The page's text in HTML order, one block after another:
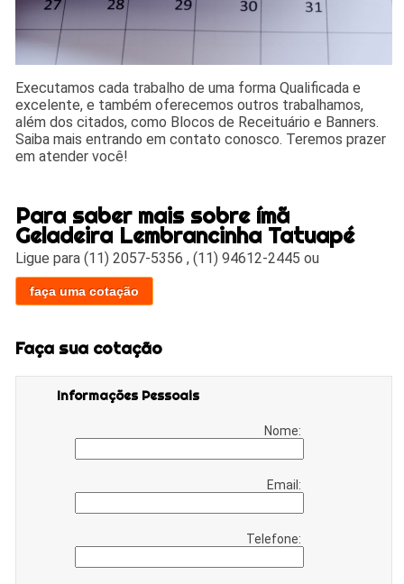
Executamos cada trabalho de uma forma Qualificada e
excelente, e também oferecemos outros trabalhamos,
além dos citados, como Blocos de Receituário e Banners.
Saiba mais entrando em contato conosco. Teremos prazer
em atender você!
Para saber mais sobre ímã
Geladeira Lembrancinha Tatuapé
Ligue para(11) 2057-5356 ,(11) 94612-2445 ou
faça uma cotação
Faça sua cotação
Informações Pessoais
Nome:
Email:
Telefone: